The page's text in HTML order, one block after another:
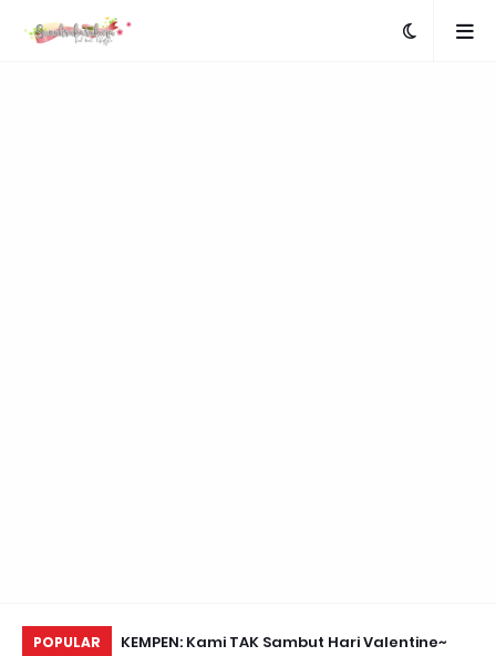
POPULAR
Retreats, KEMPEN: Kami TAK Sambut Hari Valentine~